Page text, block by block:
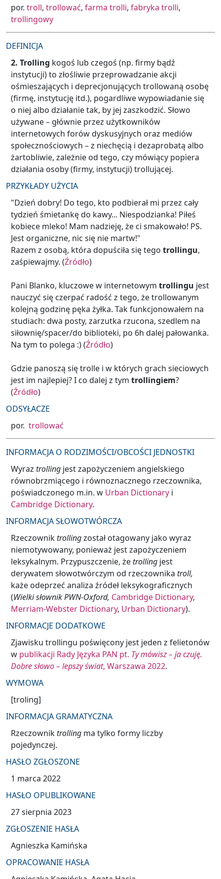
por. troll, trollować, farma trolli, fabryka trolli,
trollingowy
DEFINICJA
2. Trolling kogoś lub czegoś (np. firmy bądź
instytucji) to złośliwie przeprowadzanie akcji
ośmieszających i deprecjonujących trollowaną osobę
(firmę, instytucję itd.), pogardliwe wypowiadanie się
o niej albo działanie tak, by jej zaszkodzić. Słowo
używane – głównie przez użytkowników
internetowych forów dyskusyjnych oraz mediów
społecznościowych –z niechęcią i dezaprobatą albo
żartobliwie, zależnie od tego, czy mówiący popiera
działania osoby (firmy, instytucji)trollującej.
PRZYKŁADY UŻYCIA
"Dzień dobry! Do tego, kto podbierał mi przez cały
tydzień śmietankę do kawy... Niespodzianka! Piłeś
kobiece mleko! Mam nadzieję, że ci smakowało! PS.
Jest organiczne, nic się nie martw!"
Razem z osobą, która dopuściła się tego trollingu,
zaśpiewajmy. (Źródło)
Pani Blanko, kluczowe w internetowym trollingu jest
nauczyć się czerpać radość z tego, że trollowanym
kolejną godzinę pęka żyłka. Tak funkcjonowałem na
studiach: dwa posty, zarzutka rzucona, szedlem na
siłownię/spacer/do biblioteki, po 6h dalej pałowanka.
Na tym to polega :) (Źródło)
Gdzie panoszą się trolle i w których grach sieciowych
jest im najlepiej? I co dalej z tym trollingiem?
(Źródło)
ODSYŁACZE
por. trollować
INFORMACJA O RODZIMOŚCI/OBCOŚCI JEDNOSTKI
Wyraz trolling jest zapożyczeniem angielskiego
równobrzmiącego i równoznacznego rzeczownika,
poświadczonego m.in. w Urban Dictionary i
Cambridge Dictionary.
INFORMACJA SŁOWOTWÓRCZA
Rzeczowniktrollingzostał otagowany jako wyraz
niemotywowany, ponieważ jest zapożyczeniem
leksykalnym. Przypuszczenie, żetrolling jest
derywatem słowotwórczym od rzeczownika troll,
każe odeprzeć analiza źródeł leksykograficznych
(Wielki słownik PWN-Oxford, Cambridge Dictionary,
Merriam-Webster Dictionary, Urban Dictionary).
INFORMACJE DODATKOWE
Zjawisku trollingu poświęcony jest jeden z felietonów
w publikacji Rady Języka PAN pt. Ty mówisz – ja czuję.
Dobre słowo – lepszy świat, Warszawa 2022.
WYMOWA
[troling]
INFORMACJA GRAMATYCZNA
Rzeczowniktrolling ma tylko formy liczby
pojedynczej.
HASŁO ZGŁOSZONE
1 marca 2022
HASŁO OPUBLIKOWANE
27 sierpnia 2023
ZGŁOSZENIE HASŁA
Agnieszka Kamińska
OPRACOWANIE HASŁA